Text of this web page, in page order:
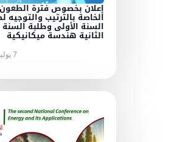
إعلان بخصوص فترة الطعون
الخاصة بالترتيب والتوجيه
السنة الأولى وطلبة السنة
الثانية هندسة ميكانيكية
7 يوليو 2026